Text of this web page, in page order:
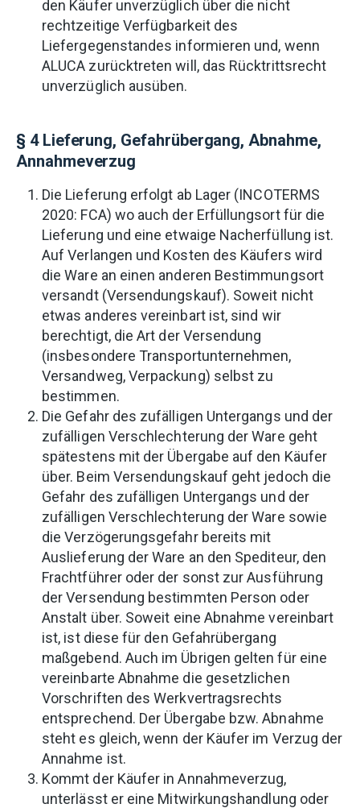
den Käufer unverzüglich über die nicht
rechtzeitige Verfügbarkeit des
Liefergegenstandes informieren und, wenn
ALUCA zurücktreten will, das Rücktrittsrecht
unverzüglich ausüben.
§ 4 Lieferung, Gefahrübergang, Abnahme,
Annahmeverzug
Die Lieferung erfolgt ab Lager (INCOTERMS
2020: FCA) wo auch der Erfüllungsort für die
Lieferung und eine etwaige Nacherfüllung ist.
Auf Verlangen und Kosten des Käufers wird
die Ware an einen anderen Bestimmungsort
versandt (Versendungskauf). Soweit nicht
etwas anderes vereinbart ist, sind wir
berechtigt, die Art der Versendung
(insbesondere Transportunternehmen,
Versandweg, Verpackung) selbst zu
bestimmen.
Die Gefahr des zufälligen Untergangs und der
zufälligen Verschlechterung der Ware geht
spätestens mit der Übergabe auf den Käufer
über. Beim Versendungskauf geht jedoch die
Gefahr des zufälligen Untergangs und der
zufälligen Verschlechterung der Ware sowie
die Verzögerungsgefahr bereits mit
Auslieferung der Ware an den Spediteur, den
Frachtführer oder der sonst zur Ausführung
der Versendung bestimmten Person oder
Anstalt über. Soweit eine Abnahme vereinbart
ist, ist diese für den Gefahrübergang
maßgebend. Auch im Übrigen gelten für eine
vereinbarte Abnahme die gesetzlichen
Vorschriften des Werkvertragsrechts
entsprechend. Der Übergabe bzw. Abnahme
steht es gleich, wenn der Käufer im Verzug der
Annahme ist.
Kommt der Käufer in Annahmeverzug,
unterlässt er eine Mitwirkungshandlung oder